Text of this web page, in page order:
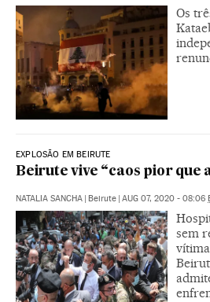
Os
EXPLOSÃO EM BEIRUTE
Beirute vive “caos pior que
NATALIA SANCHA | Beirute | AUG 07, 2020 - 08:06
sem